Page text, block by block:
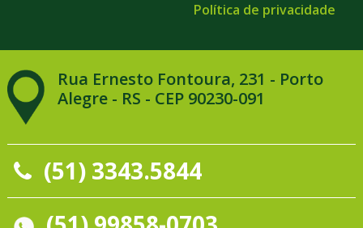
Política de privacidade
Rua Ernesto Fontoura, 231 - Porto
Alegre - RS - CEP 90230-091
(51) 3343.5844